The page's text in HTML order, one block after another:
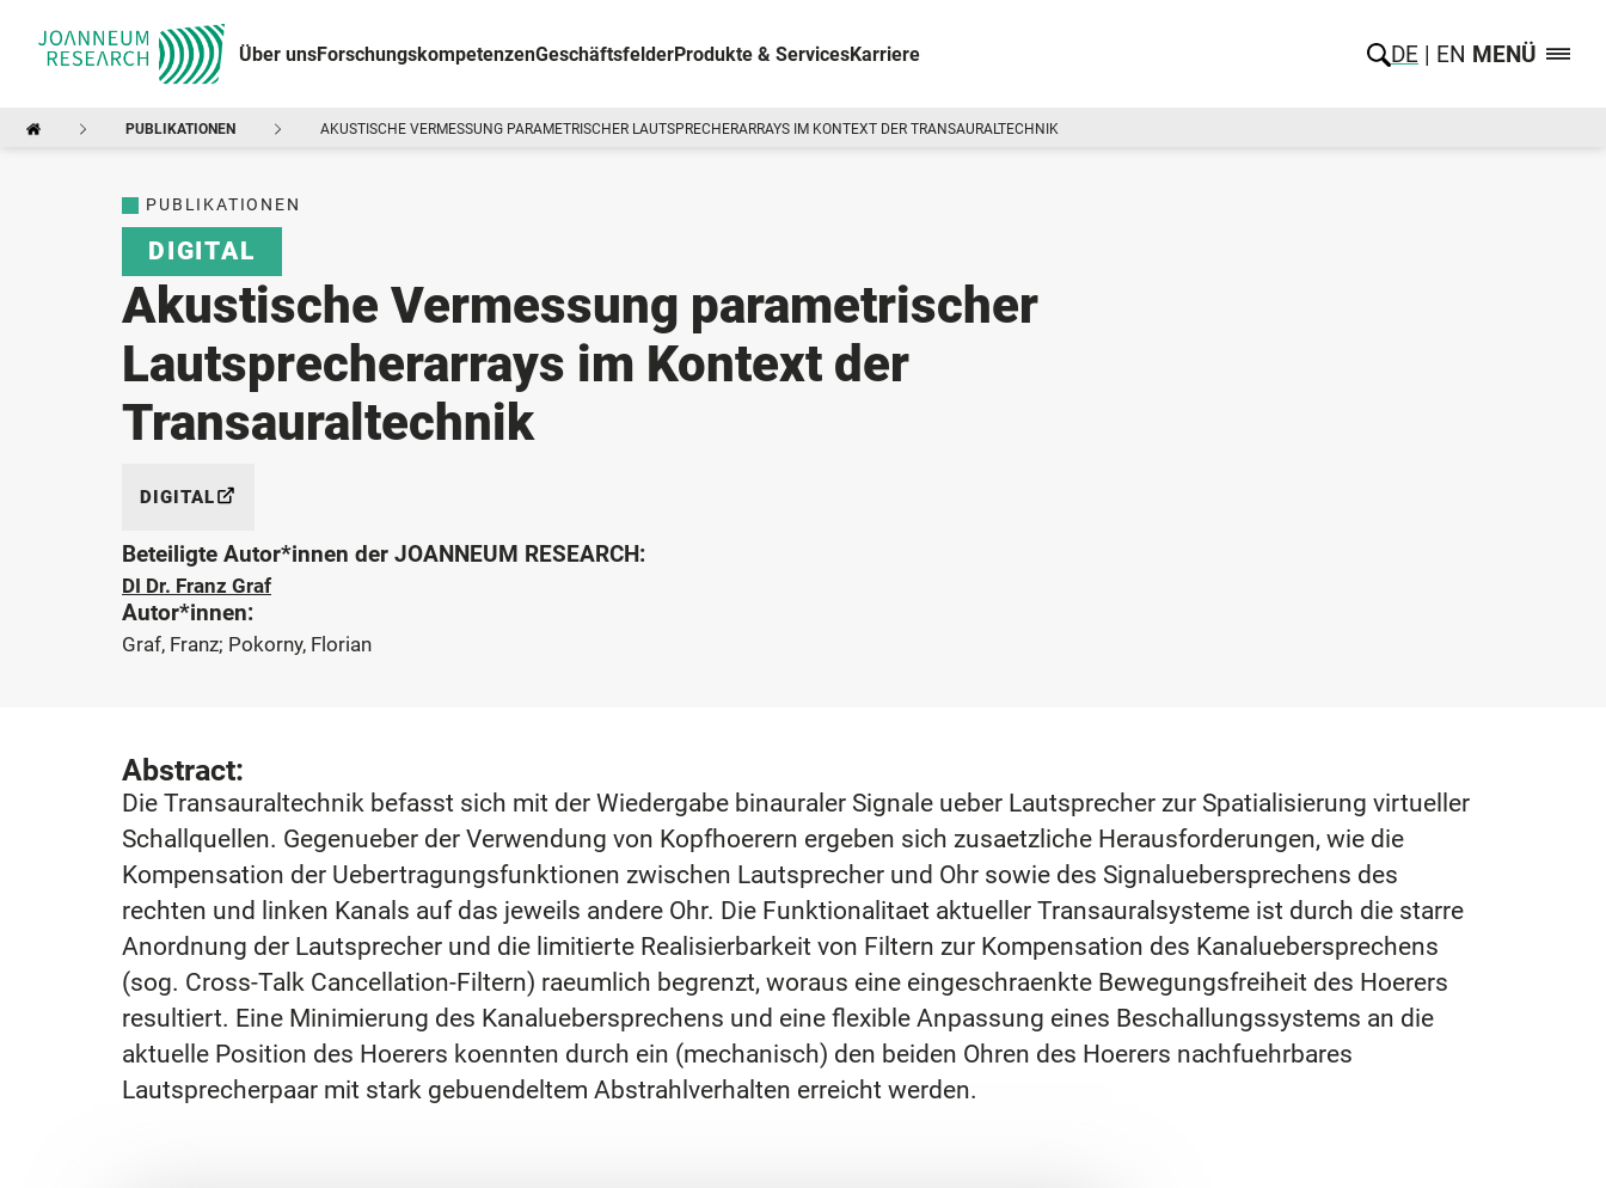
Über unsForschungskompetenzenGeschäftsfelderProdukte & ServicesKarriere DE EN MENÜ
PUBLIKATIONEN AKUSTISCHE VERMESSUNG PARAMETRISCHER LAUTSPRECHERARRAYS IM KONTEXT DER TRANSAURALTECHNIK
PUBLIKATIONEN
DIGITAL
Akustische Vermessung parametrischer
Lautsprecherarrays im Kontext der
Transauraltechnik
DIGITAL
Beteiligte Autor*innen der JOANNEUM RESEARCH:
DI Dr. Franz Graf
Autor*innen:
Graf, Franz; Pokorny, Florian
Abstract:
Die Transauraltechnik befasst sich mit der Wiedergabe binauraler Signale ueber Lautsprecher zur Spatialisierung virtueller
Schallquellen. Gegenueber der Verwendung von Kopfhoerern ergeben sich zusaetzliche Herausforderungen, wie die
Kompensation der Uebertragungsfunktionen zwischen Lautsprecher und Ohr sowie des Signaluebersprechens des
rechten und linken Kanals auf das jeweils andere Ohr. Die Funktionalitaet aktueller Transauralsysteme ist durch die starre
Anordnung der Lautsprecher und die limitierte Realisierbarkeit von Filtern zur Kompensation des Kanaluebersprechens
(sog. Cross-Talk Cancellation-Filtern) raeumlich begrenzt, woraus eine eingeschraenkte Bewegungsfreiheit des Hoerers
resultiert. Eine Minimierung des Kanaluebersprechens und eine flexible Anpassung eines Beschallungssystems an die
aktuelle Position des Hoerers koennten durch ein (mechanisch) den beiden Ohren des Hoerers nachfuehrbares
Lautsprecherpaar mit stark gebuendeltem Abstrahlverhalten erreicht werden.